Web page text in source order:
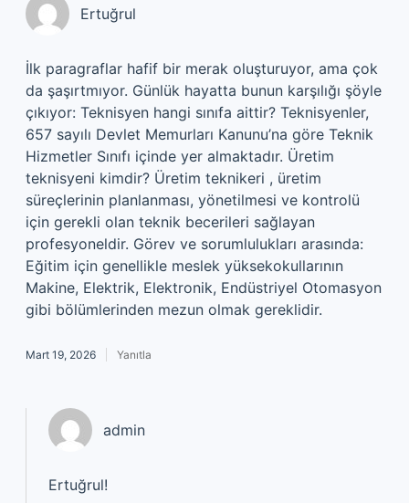
Ertuğrul
İlk paragraflar hafif bir merak oluşturuyor, ama çok
da şaşırtmıyor. Günlük hayatta bunun karşılığı şöyle
çıkıyor: Teknisyen hangi sınıfa aittir? Teknisyenler,
657 sayılı Devlet Memurları Kanunu’na göre Teknik
Hizmetler Sınıfı içinde yer almaktadır. Üretim
teknisyeni kimdir? Üretim teknikeri , üretim
süreçlerinin planlanması, yönetilmesi ve kontrolü
için gerekli olan teknik becerileri sağlayan
profesyoneldir. Görev ve sorumlulukları arasında:
Eğitim için genellikle meslek yüksekokullarının
Makine, Elektrik, Elektronik, Endüstriyel Otomasyon
gibi bölümlerinden mezun olmak gereklidir.
Mart 19, 2026 Yanıtla
admin
Ertuğrul!